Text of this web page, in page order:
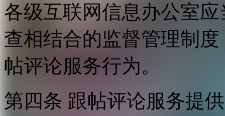
各级互联网信息办公室
查相结合的监督管理制
帖评论服务行为。
第四条 跟帖评论服务提